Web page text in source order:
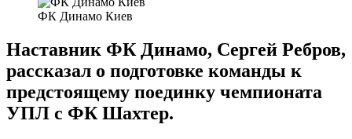
ФК Динамо Киев
Наставник ФК Динамо, Сергей Ребров,
рассказал о подготовке команды к
предстоящему поединку чемпионата
УПЛ с ФК Шахтер.